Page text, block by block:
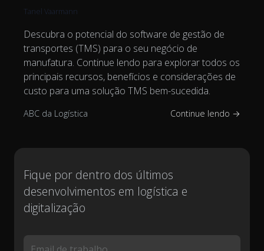
Tanel Vaarmann
Descubra o potencial do software de gestão de
transportes (TMS) para o seu negócio de
manufatura. Continue lendo para explorar todos os
principais recursos, benefícios e considerações de
custo para uma solução TMS bem-sucedida.
ABC da Logística Continue lendo →
Fique por dentro dos últimos
desenvolvimentos em logística e
digitalização